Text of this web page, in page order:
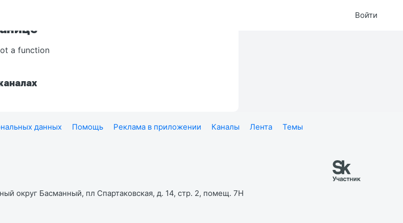
Войти
a function
данных Помощь Реклама в приложении Каналы Лента
Темы
округ Басманный, пл Спартаковская, д. 14, стр. 2, помещ. 7Н